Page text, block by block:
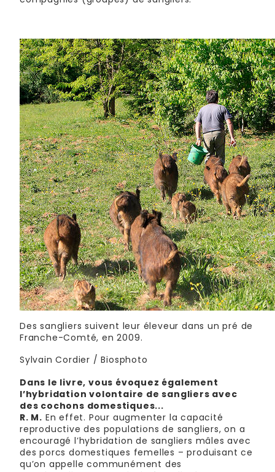
Des sangliers suivent leur éleveur dans un pré de
Franche-Comté, en 2009.
Sylvain Cordier / Biosphoto
Dans le livre, vous évoquez également
l’hybridation volontaire de sangliers avec
des cochons domestiques...
R. M. En effet. Pour augmenter la capacité
reproductive des populations de sangliers, on a
encouragé l’hybridation de sangliers mâles avec
des porcs domestiques femelles – produisant ce
qu’on appelle communément des